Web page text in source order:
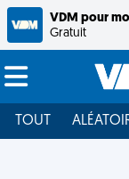
VDM pour
Gratuit
TOUT